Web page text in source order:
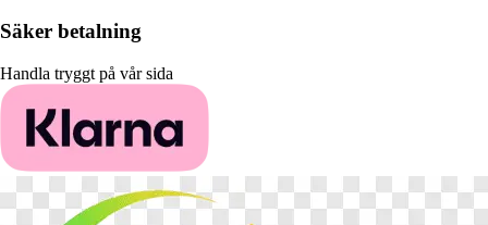
Säker betalning
Handla tryggt på vår sida